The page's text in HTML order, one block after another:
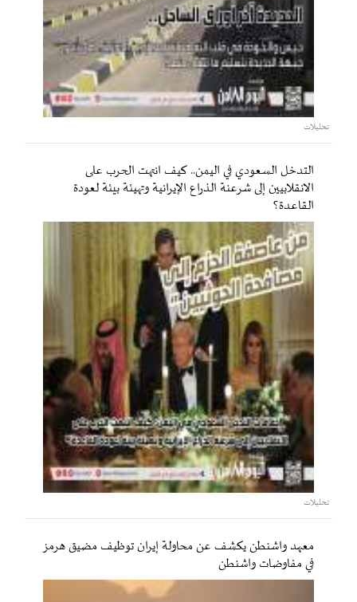
تحليلات
التدخل السعودي في اليمن.. كيف انتهت الحرب على
الانقلابيين إلى شرعنة الذراع الإيرانية وتهيئة بيئة لعودة
القاعدة؟
تحليلات
معهد واشنطن يكشف عن محاولة إيران توظيف مضيق هرمز
في مفاوضات واشنطن